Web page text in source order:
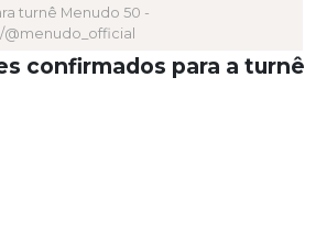
turnê Menudo 50 -
confirmados para a turnê